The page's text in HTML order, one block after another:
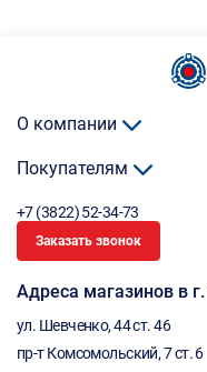
О компании
Покупателям
+7 (3822) 52-34-73
Заказать звонок
Адреса магазинов в
ул. Шевченко, 44 ст. 46
пр-т Комсомольский, 7 ст. 6